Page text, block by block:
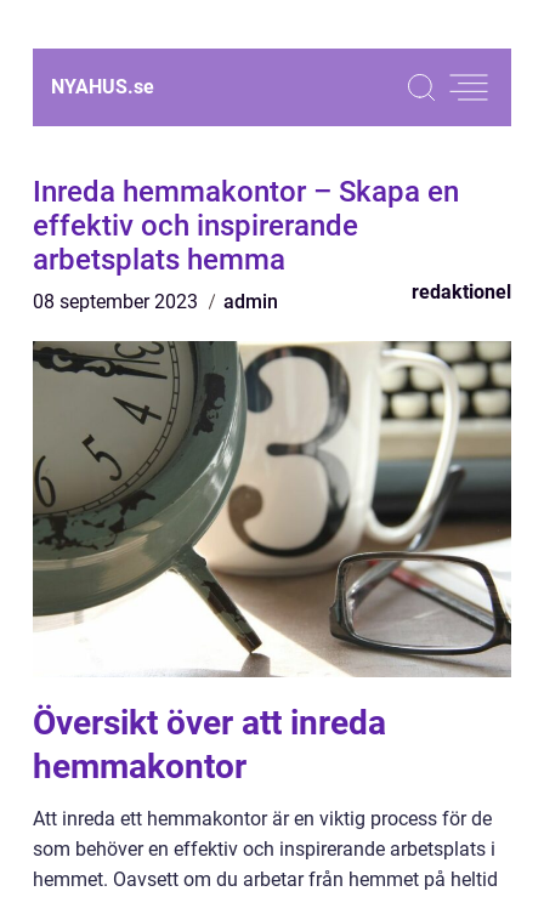
NYAHUS.se
Inreda hemmakontor – Skapa en
effektiv och inspirerande
arbetsplats hemma
08 september 2023 admin redaktionel
Översikt över att inreda
hemmakontor
Att inreda ett hemmakontor är en viktig process för de
som behöver en effektiv och inspirerande arbetsplats i
hemmet. Oavsett om du arbetar från hemmet på heltid